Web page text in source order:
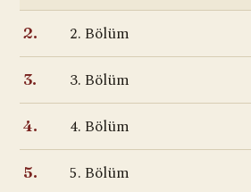
2. 2. Bölüm
3. 3. Bölüm
4. 4. Bölüm
5. 5. Bölüm